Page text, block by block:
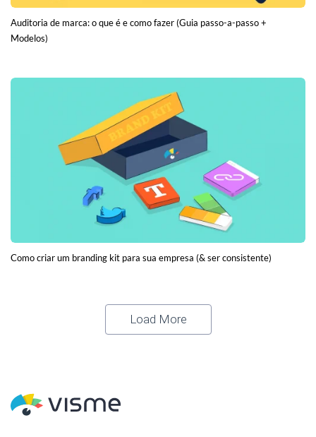
Auditoria de marca: o que é e como fazer (Guia passo-a-passo +
Modelos)
Como criar um branding kit para sua empresa (& ser consistente)
Load More